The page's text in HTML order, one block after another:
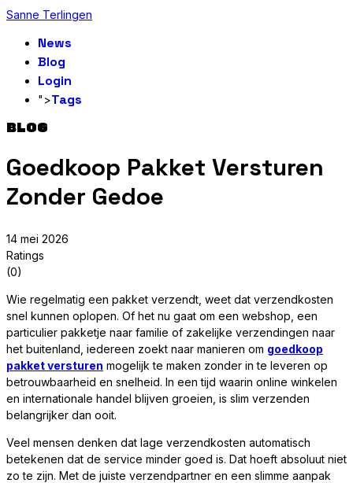
Sanne Terlingen
News
Blog
Login
">Tags
BLOG
Goedkoop Pakket Versturen
Zonder Gedoe
14 mei 2026
Ratings
(0)
Wie regelmatig een pakket verzendt, weet dat verzendkosten
snel kunnen oplopen. Of het nu gaat om een webshop, een
particulier pakketje naar familie of zakelijke verzendingen naar
het buitenland, iedereen zoekt naar manieren om goedkoop
pakket versturen mogelijk te maken zonder in te leveren op
betrouwbaarheid en snelheid. In een tijd waarin online winkelen
en internationale handel blijven groeien, is slim verzenden
belangrijker dan ooit.
Veel mensen denken dat lage verzendkosten automatisch
betekenen dat de service minder goed is. Dat hoeft absoluut niet
zo te zijn. Met de juiste verzendpartner en een slimme aanpak